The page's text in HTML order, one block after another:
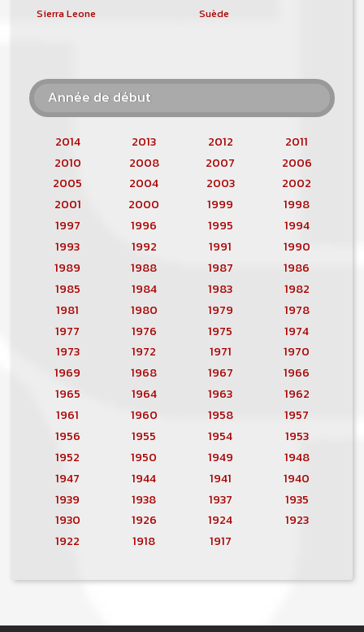
Sierra Leone
Suède
Année de début
2014 2013 2012
2011
2010
2008 2007
2006
2005
2004 2003
2002
2001
2000 1999
1998
1997
1996 1995
1994
1993
1992 1991
1990
1989
1988 1987
1986
1985
1984 1983
1982
1981
1980 1979
1978
1977
1976 1975
1974
1973
1972 1971
1970
1969
1968 1967
1966
1965
1964 1963
1962
1961
1960 1958
1957
1956
1955 1954
1953
1952
1950 1949
1948
1947
1944 1941
1940
1939
1938 1937
1935
1930
1926 1924
1923
1922
1918 1917